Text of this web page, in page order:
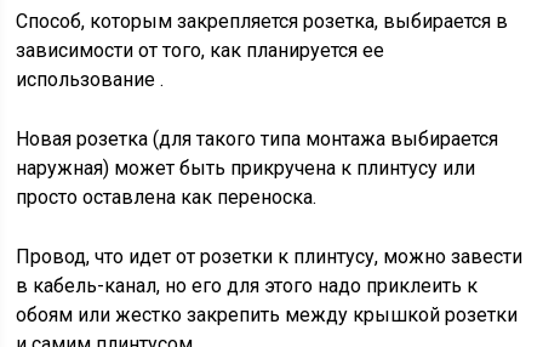
Способ, которым закрепляется розетка, выбирается в
зависимости от того, как планируется ее
использование .
Новая розетка (для такого типа монтажа выбирается
наружная) может быть прикручена к плинтусу или
просто оставлена как переноска.
Провод, что идет от розетки к плинтусу, можно завести
в кабель-канал, но его для этого надо приклеить к
обоям или жестко закрепить между крышкой розетки